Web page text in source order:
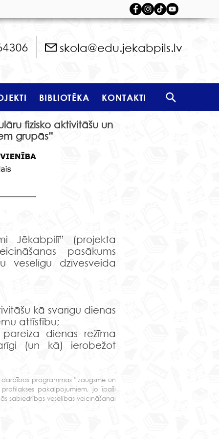
skola@edu.jekabpils.lv
BIBLIOTĒKA KONTAKTI
fizisko aktivitāšu un
grupās”
Jēkabpilī” (projekta
pasākums
veselīgu dzīvesveida
kā svarīgu dienas
attīstību;
dienas režīma
(un kā) ierobežot
programmas "Izaugsme un
pakalpojumiem, jo īpaši
sabiedrības veselības veicināšanai